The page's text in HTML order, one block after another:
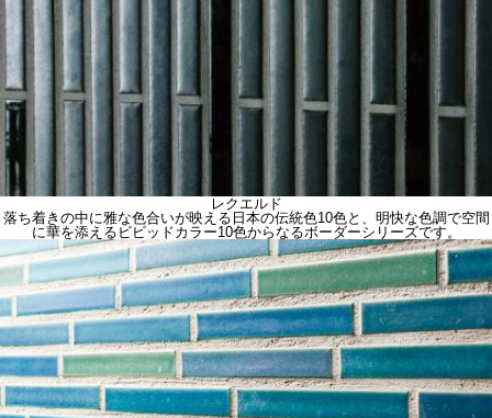
レクエルド
落ち着きの中に雅な色合いが映える日本の伝統色10色と、明快な色調で空間
に華を添えるビビッドカラー10色からなるボーダーシリーズです。